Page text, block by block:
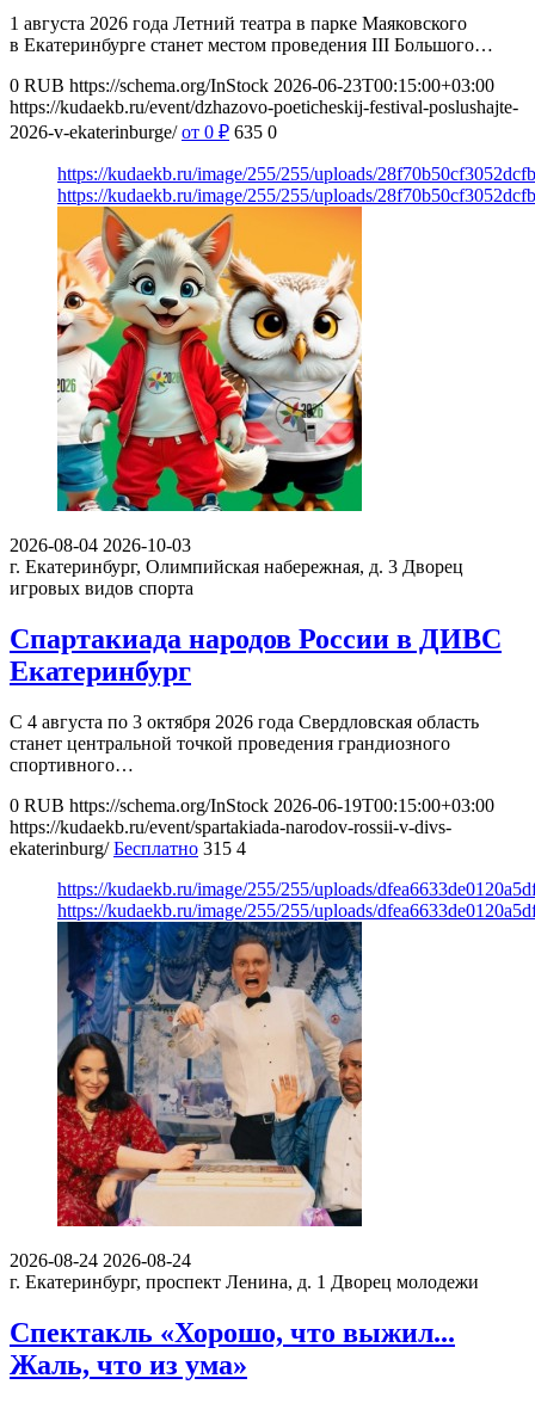
1 августа 2026 года Летний театра в парке Маяковского
в Екатеринбурге станет местом проведения III Большого…
0 RUB https://schema.org/InStock 2026-06-23T00:15:00+03:00
https://kudaekb.ru/event/dzhazovo-poeticheskij-festival-poslushajte-
2026-v-ekaterinburge/ от 0 ₽ 635 0
https://kudaekb.ru/image/255/255/uploads/
https://kudaekb.ru/image/255/255/uploads/
2026-08-04 2026-10-03
г. Екатеринбург, Олимпийская набережная, д. 3 Дворец
игровых видов спорта
Спартакиада народов России в ДИВС
Екатеринбург
С 4 августа по 3 октября 2026 года Свердловская область
станет центральной точкой проведения грандиозного
спортивного…
0 RUB https://schema.org/InStock 2026-06-19T00:15:00+03:00
https://kudaekb.ru/event/spartakiada-narodov-rossii-v-divs-
ekaterinburg/ Бесплатно 315 4
https://kudaekb.ru/image/255/255/uploads/
https://kudaekb.ru/image/255/255/uploads/
2026-08-24 2026-08-24
г. Екатеринбург, проспект Ленина, д. 1 Дворец молодежи
Спектакль «Хорошо, что выжил...
Жаль, что из ума»